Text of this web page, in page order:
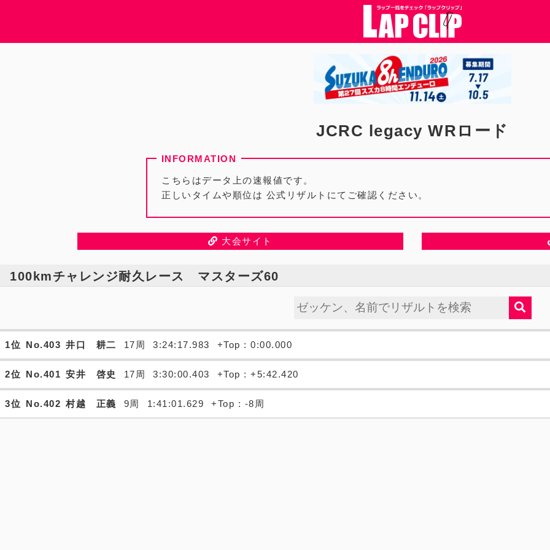
JCRC legacy WRロード
こちらはデータ上の速報値です。
正しいタイムや順位は 公式リザルトにてご確認ください。
大会サイト
100kmチャレンジ耐久レース マスターズ60
1位 No.403 井口 耕二 17周 3:24:17.983 +Top : 0:00.000
2位 No.401 安井 啓史 17周 3:30:00.403 +Top : +5:42.420
3位 No.402 村越 正義 9周 1:41:01.629 +Top : -8周